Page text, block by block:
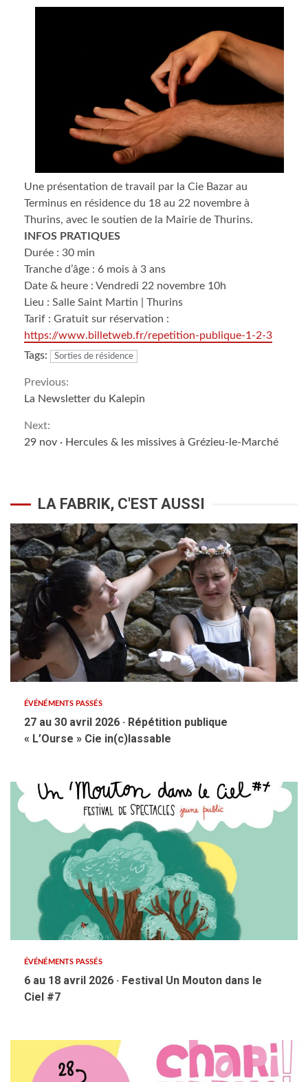
Une présentation de travail par la Cie Bazar au
Terminus en résidence du 18 au 22 novembre à
Thurins, avec le soutien de la Mairie de Thurins.
INFOS PRATIQUES
Durée : 30 min
Tranche d’âge : 6 mois à 3 ans
Date & heure : Vendredi 22 novembre 10h
Lieu : Salle Saint Martin | Thurins
Tarif : Gratuit sur réservation :
https://www.billetweb.fr/repetition-publique-1-2-3
Tags:
Sorties de résidence
Continue
Reading
Previous:
La Newsletter du Kalepin
Next:
29 nov · Hercules & les missives à Grézieu-le-Marché
LA FABRIK, C'EST AUSSI
ÉVÉNÉMENTS PASSÉS
27 au 30 avril 2026 · Répétition publique
« L’Ourse » Cie in(c)lassable
ÉVÉNÉMENTS PASSÉS
6 au 18 avril 2026 · Festival Un Mouton dans le
Ciel #7